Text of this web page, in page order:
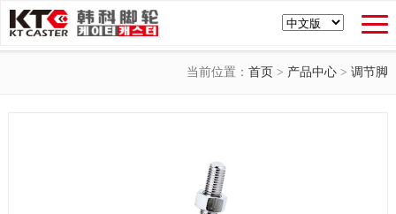
当前位置：首页 > 产品中心 >调节脚